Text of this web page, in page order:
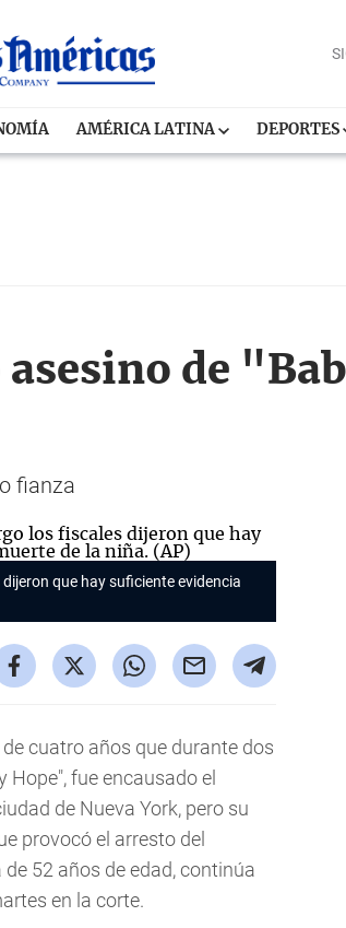
AMÉRICA LATINA DEPORTES
de
fianza
que hay suficiente evidencia
cuatro años que durante dos
fue encausado el
de Nueva York, pero su
provocó el arresto del
52 años de edad, continúa
en la corte.